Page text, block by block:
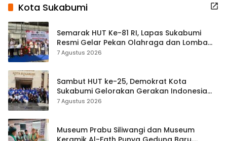
Kota Sukabumi
Semarak HUT Ke-81 RI, Lapas Sukabumi
Resmi Gelar Pekan Olahraga dan Lomba
Tradisional
7 Agustus 2026
Sambut HUT ke-25, Demokrat Kota
Sukabumi Gelorakan Gerakan Indonesia
ASRI Lewat Aksi Bersih Masjid Agung
7 Agustus 2026
Museum Prabu Siliwangi dan Museum